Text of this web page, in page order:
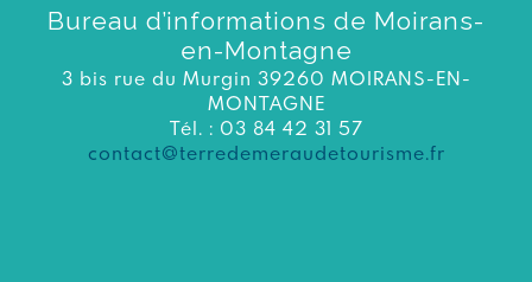
Bureau d’informations de Moirans-
en-Montagne
3 bis rue du Murgin 39260 MOIRANS-EN-
MONTAGNE
Tél. : 03 84 42 31 57
contact@terredemeraudetourisme.fr